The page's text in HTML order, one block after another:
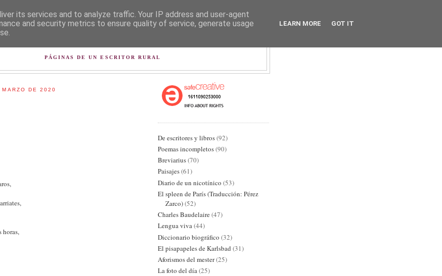
PÁGINAS DE UN ESCRITOR RURAL
DE 2020
horas,
De escritores y libros(92)
Poemas incompletos(90)
Breviarius(70)
Paisajes(61)
Diario de un nicotínico (53)
El spleen de París (Traducción: Pérez
Zarco)(52)
Charles Baudelaire(47)
Lengua viva(44)
Diccionario biográfico (32)
El pisapapeles de Karlsbad (31)
Aforismos del mester(25)
La foto del día(25)
its services and to analyze traffic. Your IP address and user-agent
and security metrics to ensure quality of service, generate usage
LEARN MORE GOT IT